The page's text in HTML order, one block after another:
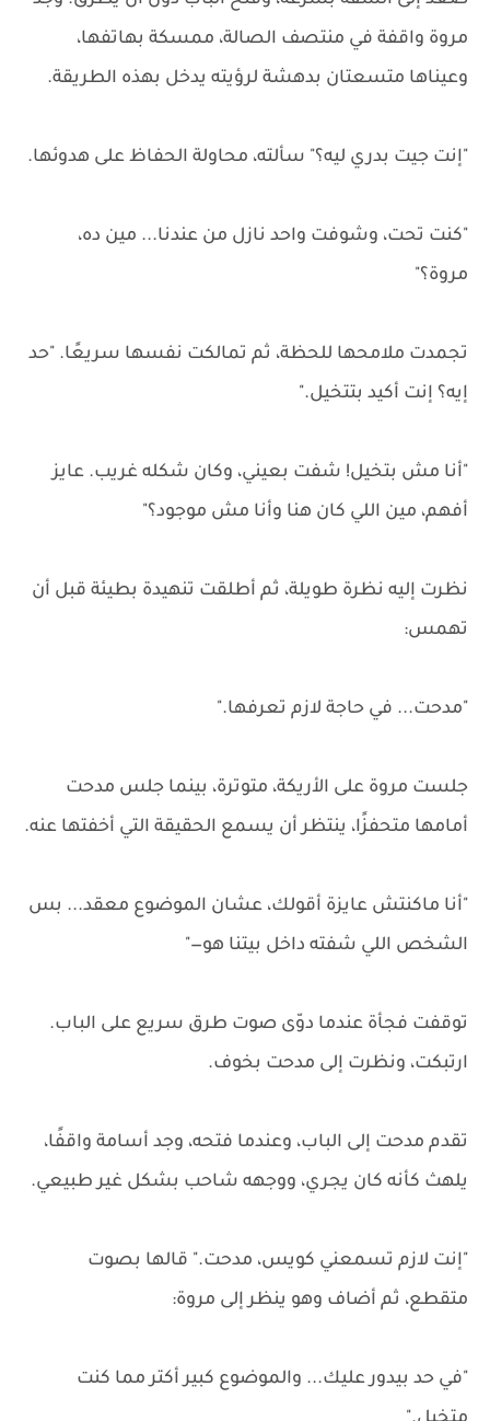
مروة واقفة في منتصف الصالة، ممسكة بهاتفها،
وعيناها متسعتان بدهشة لرؤيته يدخل بهذه الطريقة.
"إنت جيت بدري ليه؟" سألته، محاولة الحفاظ على هدوئها.
"كنت تحت، وشوفت واحد نازل من عندنا... مين ده،
مروة؟"
تجمدت ملامحها للحظة، ثم تمالكت نفسها سريعًا. "حد
إيه؟ إنت أكيد بتتخيل."
"أنا مش بتخيل! شفت بعيني، وكان شكله غريب. عايز
أفهم، مين اللي كان هنا وأنا مش موجود؟"
نظرت إليه نظرة طويلة، ثم أطلقت تنهيدة بطيئة قبل أن
تهمس:
"مدحت... في حاجة لازم تعرفها."
جلست مروة على الأريكة، متوترة، بينما جلس مدحت
أمامها متحفزًا، ينتظر أن يسمع الحقيقة التي أخفتها عنه.
"أنا ماكنتش عايزة أقولك، عشان الموضوع معقد... بس
الشخص اللي شفته داخل بيتنا هو—"
توقفت فجأة عندما دوّى صوت طرق سريع على الباب.
ارتبكت، ونظرت إلى مدحت بخوف.
تقدم مدحت إلى الباب، وعندما فتحه، وجد أسامة واقفًا،
يلهث كأنه كان يجري، ووجهه شاحب بشكل غير طبيعي.
"إنت لازم تسمعني كويس، مدحت." قالها بصوت
متقطع، ثم أضاف وهو ينظر إلى مروة:
"في حد بيدور عليك... والموضوع كبير أكتر مما كنت